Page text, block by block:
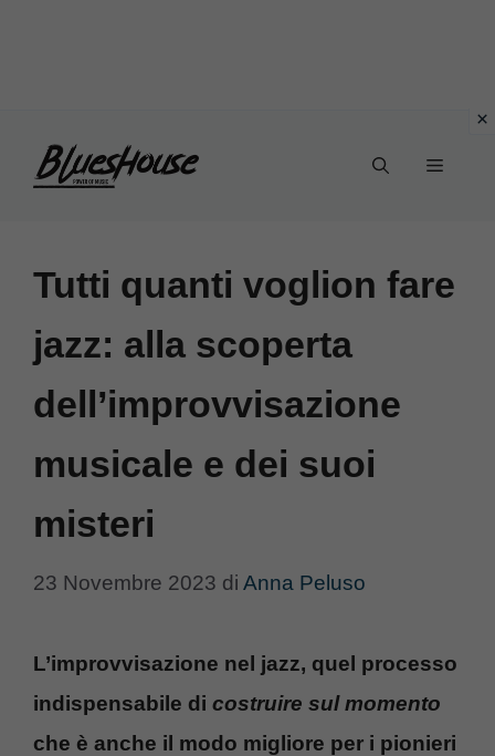
Menu
Tutti quanti voglion fare
jazz: alla scoperta
dell’improvvisazione
musicale e dei suoi
misteri
23 Novembre 2023 di Anna Peluso
L’improvvisazione nel jazz, quel processo
indispensabile di costruire sul momento
che è anche il modo migliore per i pionieri